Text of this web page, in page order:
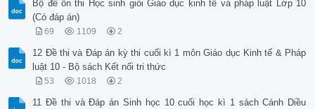
Bộ đề ôn thi Học sinh giỏi Giáo dục kinh tế và pháp luật Lớp 10
(Có đáp án)
69 1109 2
12 Đề thi và Đáp án kỳ thi cuối kì 1 môn Giáo dục Kinh tế & Pháp
luật 10 - Bộ sách Kết nối tri thức
53 1018 2
11 Đề thi và Đáp án Sinh học 10 cuối học kì 1 sách Cánh Diều